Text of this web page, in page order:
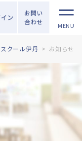
ン
お問い
合わせ
MENU
クール伊丹 お知らせ